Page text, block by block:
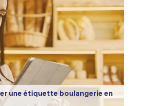
une étiquette boulangerie en